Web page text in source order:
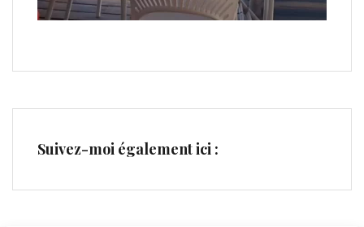
Suivez-moi également ici :